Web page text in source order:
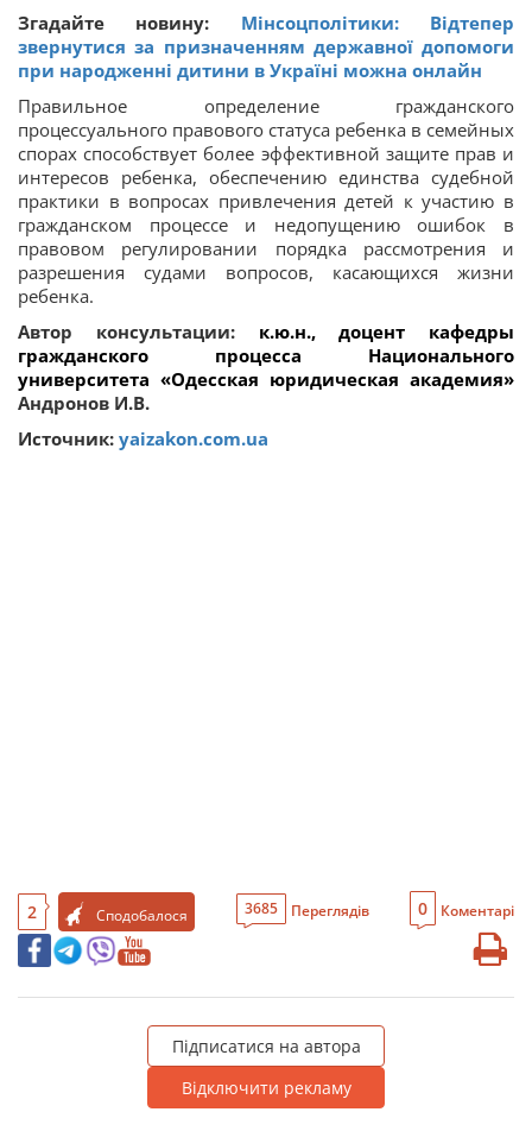
Згадайте новину: Мінсоцполітики: Відтепер
звернутися за призначенням державної допомоги
при народженні дитини в Україні можна онлайн
Правильное определение гражданского
процессуального правового статуса ребенка в семейных
спорах способствует более эффективной защите прав и
интересов ребенка, обеспечению единства судебной
практики в вопросах привлечения детей к участию в
гражданском процессе и недопущению ошибок в
правовом регулировании порядка рассмотрения и
разрешения судами вопросов, касающихся жизни
ребенка.
Автор консультации: к.ю.н., доцент кафедры
гражданского процесса Национального
университета «Одесская юридическая академия»
Андронов И.В.
Источник: yaizakon.com.ua
2 Сподобалося 3685 Переглядів 0 Коментарі
Підписатися на автора
Відключити рекламу